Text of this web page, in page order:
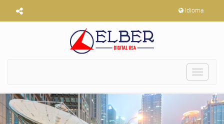
Idioma
Toggle